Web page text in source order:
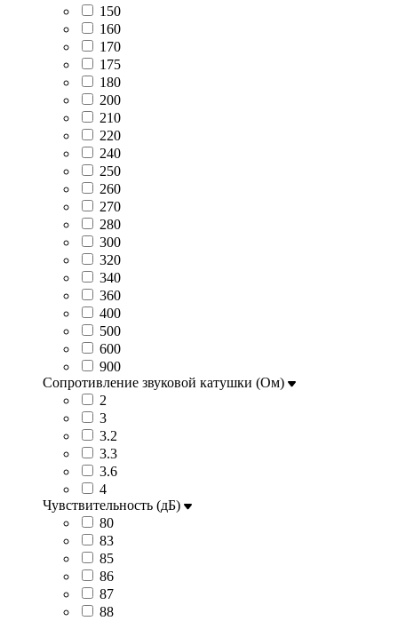
150
160
170
175
180
200
210
220
240
250
260
270
280
300
320
340
360
400
500
600
900
Сопротивление звуковой катушки (Ом)
2
3
3.2
3.3
3.6
4
Чувствительность (дБ)
80
83
85
86
87
88